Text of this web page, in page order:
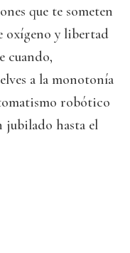
que te someten
oxígeno y libertad
cuando,
a la monotonía
robótico
jubilado hasta el